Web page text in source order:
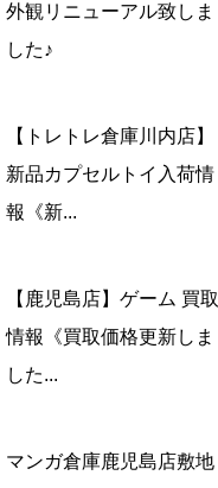
外観リニューアル致しま
した♪
【トレトレ倉庫川内店】
新品カプセルトイ入荷情
報《新...
【鹿児島店】ゲーム 買取
情報《買取価格更新しま
した...
マンガ倉庫鹿児島店敷地